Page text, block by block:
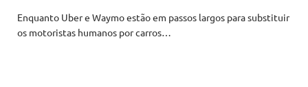
Enquanto Uber e Waymo estão em passos largos para substituir
os motoristas humanos por carros…